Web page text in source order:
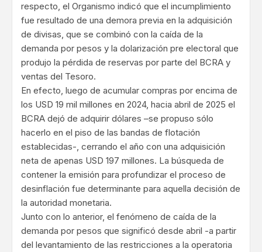
respecto, el Organismo indicó que el incumplimiento
fue resultado de una demora previa en la adquisición
de divisas, que se combinó con la caída de la
demanda por pesos y la dolarización pre electoral que
produjo la pérdida de reservas por parte del BCRA y
ventas del Tesoro.
En efecto, luego de acumular compras por encima de
los USD 19 mil millones en 2024, hacia abril de 2025 el
BCRA dejó de adquirir dólares –se propuso sólo
hacerlo en el piso de las bandas de flotación
establecidas-, cerrando el año con una adquisición
neta de apenas USD 197 millones. La búsqueda de
contener la emisión para profundizar el proceso de
desinflación fue determinante para aquella decisión de
la autoridad monetaria.
Junto con lo anterior, el fenómeno de caída de la
demanda por pesos que significó desde abril -a partir
del levantamiento de las restricciones a la operatoria